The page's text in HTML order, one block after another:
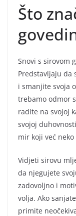
Što
Snovi s sirovom
Predstavljaju da
i smanjite svoja
trebamo odmor
radite na svojoj
svojoj
mir koji već
Vidjeti sirovu
da njegujete
zadovoljno i
volja. Ako
primite